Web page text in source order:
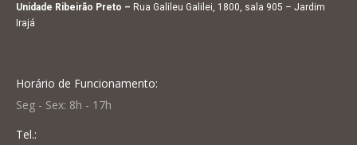
Unidade Ribeirão Preto – Rua Galileu Galilei, 1800, sala 905 – Jardim
Irajá
Horário de Funcionamento:
Seg - Sex: 8h - 17h
Tel.: